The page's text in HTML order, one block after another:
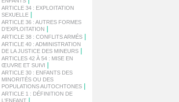
ARTICLE 34 : EXPLOITATION
SEXUELLE
ARTICLE 36 : AUTRES FORMES
D’EXPLOITATION
ARTICLE 38 : CONFLITS ARMÉS
ARTICLE 40 : ADMINISTRATION
DE LA JUSTICE DES MINEURS
ARTICLES 42 À 54 : MISE EN
ŒUVRE ET SUIVI
ARTICLE 30 : ENFANTS DES
MINORITÉS OU DES
POPULATIONS AUTOCHTONES
ARTICLE 1 : DÉFINITION DE
L'ENFANT